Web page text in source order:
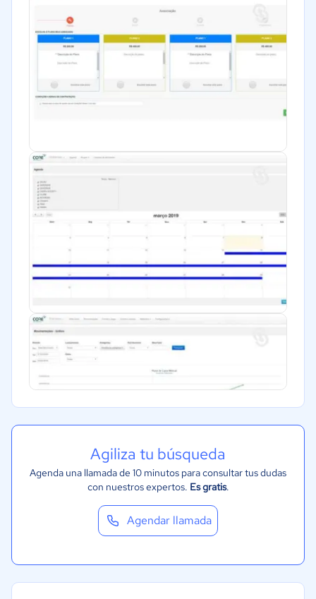
Agiliza tu búsqueda
Agenda una llamada de 10 minutos para consultar tus dudas
con nuestros expertos. Es gratis.
Agendar llamada